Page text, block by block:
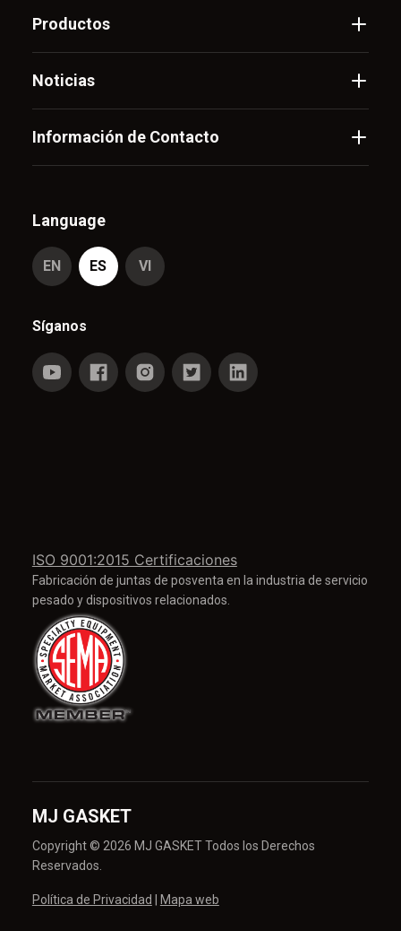
Productos
Noticias
Información de Contacto
ISO 9001:2015 Certificaciones
Fabricación de juntas de posventa en la industria de servicio
pesado y dispositivos relacionados.
Language
EN ES VI
Síganos
MJ GASKET
Copyright © 2026 MJ GASKET Todos los Derechos
Reservados.
Política de Privacidad Mapa web